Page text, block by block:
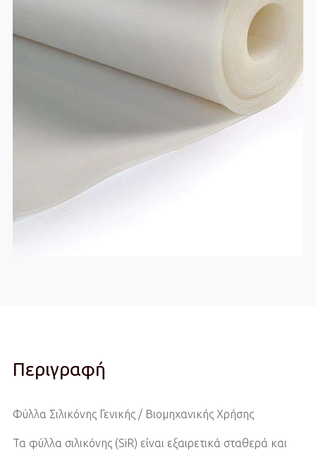
Περιγραφή
Φύλλα Σιλικόνης Γενικής / Βιομηχανικής Χρήσης
Τα φύλλα σιλικόνης (SiR) είναι εξαιρετικά σταθερά και